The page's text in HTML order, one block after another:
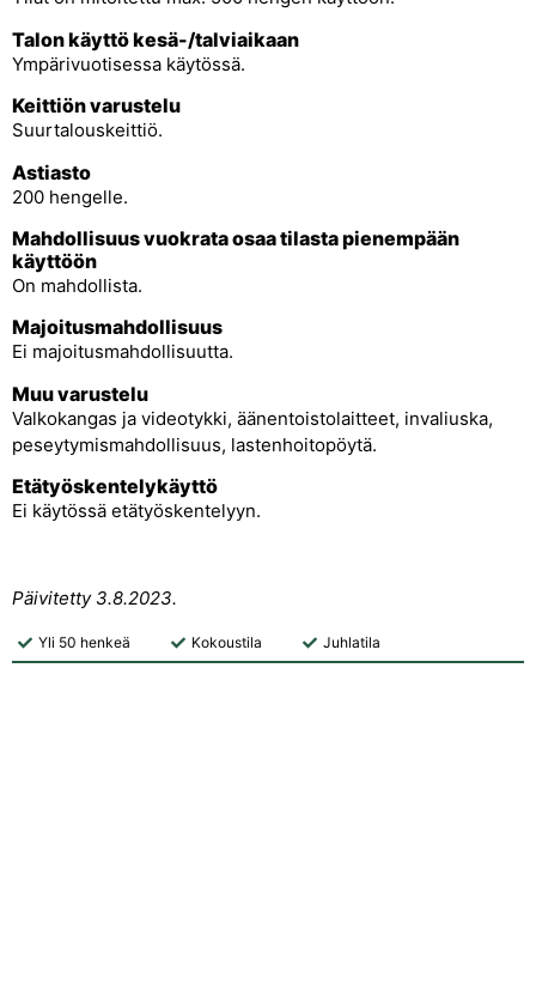
Talon käyttö kesä-/talviaikaan
Ympärivuotisessa käytössä.
Keittiön varustelu
Suurtalouskeittiö.
Astiasto
200 hengelle.
Mahdollisuus vuokrata osaa tilasta pienempään
käyttöön
On mahdollista.
Majoitusmahdollisuus
Ei majoitusmahdollisuutta.
Muu varustelu
Valkokangas ja videotykki, äänentoistolaitteet, invaliuska,
peseytymismahdollisuus, lastenhoitopöytä.
Etätyöskentelykäyttö
Ei käytössä etätyöskentelyyn.
Päivitetty 3.8.2023.
Yli 50 henkeä Kokoustila Juhlatila